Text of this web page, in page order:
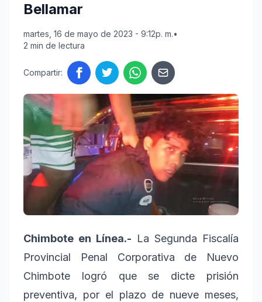
Bellamar
martes, 16 de mayo de 2023 - 9:12p. m.•
2 min de lectura
Compartir:
Chimbote en Línea.- La Segunda Fiscalía
Provincial Penal Corporativa de Nuevo
Chimbote logró que se dicte prisión
preventiva, por el plazo de nueve meses,